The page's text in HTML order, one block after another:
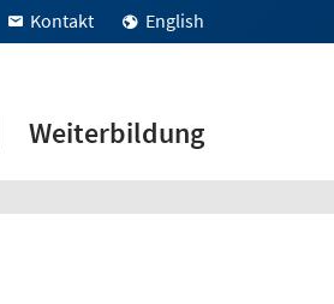
Kontakt English
Weiterbildung